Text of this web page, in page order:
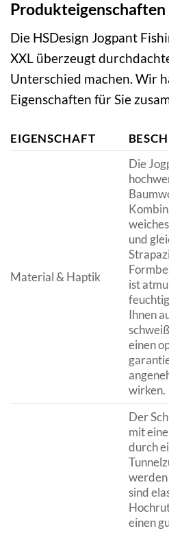
Produkteigenschaften
Die HSDesign Jogpant
XXL überzeugt
Unterschied machen. Wir
Eigenschaften für Sie
EIGENSCHAFT
Material & Haptik
Die
und
ist
Ihnen
einen
wirken.
Der
mit
durch
werden
sind
einen